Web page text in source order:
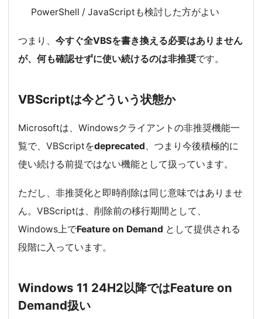
PowerShell / JavaScriptも検討した方がよい
つまり、 今すぐ全VBSを書き換える必要はありません
が、何も確認せずに使い続けるのは非推奨です。
VBScriptは今どういう状態か
Microsoftは、Windowsクライアントの非推奨機能一
覧で、VBScriptをdeprecated、つまり今後積極的に
使い続ける前提ではない機能として扱っています。
ただし、非推奨化と即時削除は同じ意味ではありませ
ん。VBScriptは、削除前の移行期間として、
Windows上でFeature on Demand として提供される
段階に入っています。
Windows 11 24H2以降ではFeature on
Demand扱い